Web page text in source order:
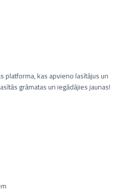
platforma, kas apvieno lasītājus un
grāmatas un iegādājies jaunas!